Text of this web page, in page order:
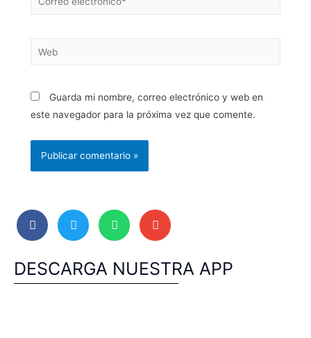
Guarda mi nombre, correo electrónico y web en
este navegador para la próxima vez que comente.
DESCARGA NUESTRA APP